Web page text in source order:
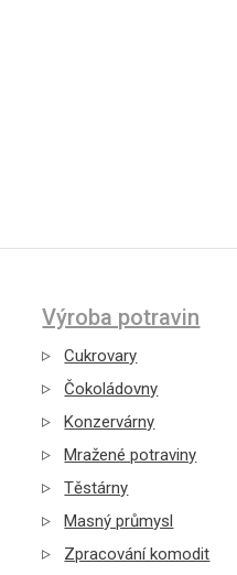
Výroba potravin
Cukrovary
Čokoládovny
Konzervárny
Mražené potraviny
Těstárny
Masný průmysl
Zpracování komodit